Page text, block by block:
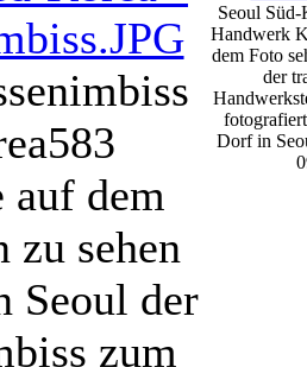
583
auf dem
zu sehen
Seoul der
zum
Seoul
Handwerk
dem Foto
der
Dorf in